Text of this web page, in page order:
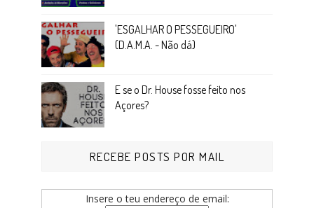
'ESGALHAR O PESSEGUEIRO'
(D.A.M.A. - Não dá)
E se o Dr. House fosse feito nos
Açores?
RECEBE POSTS POR MAIL
Insere o teu endereço de email: